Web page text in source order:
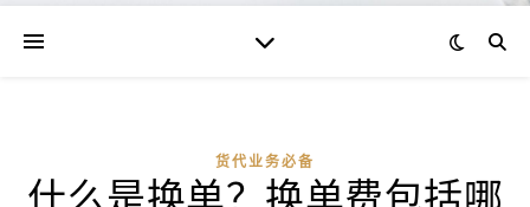
货代业务必备